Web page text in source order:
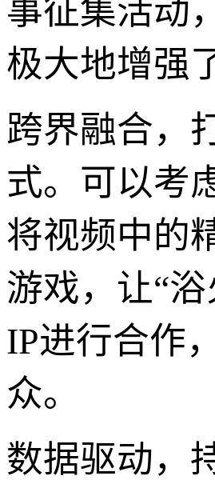
事征集活动
极大地增强
跨界融合，
式。可以考
将视频中的
游戏，让“
IP进行合作
众。
数据驱动，